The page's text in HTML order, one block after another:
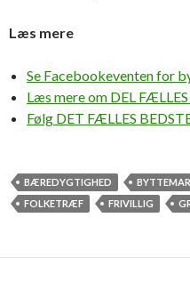
Læs mere
Se Facebookeventen for
Læs mere om DEL
Følg DET FÆLLES
BÆREDYGTIGHED
FOLKETRÆF
FRIVILLIG